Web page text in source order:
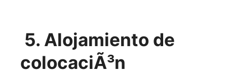
5. Alojamiento de
colocaciÃ³n